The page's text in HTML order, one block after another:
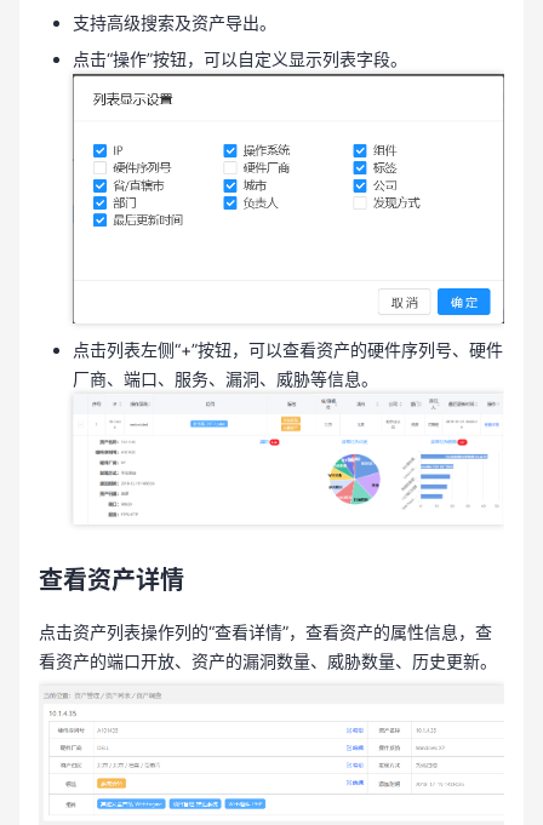
支持高级搜索及资产导出。
点击“操作”按钮，可以自定义显示列表字段。
点击列表左侧“+”按钮，可以查看资产的硬件序列号、硬件
厂商、端口、服务、漏洞、威胁等信息。
查看资产详情
点击资产列表操作列的“查看详情”，查看资产的属性信息，查
看资产的端口开放、资产的漏洞数量、威胁数量、历史更新。